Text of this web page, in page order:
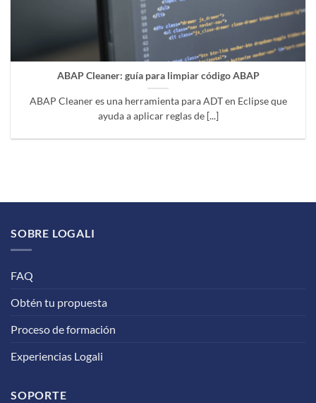
ABAP Cleaner: guía para limpiar código ABAP
ABAP Cleaner es una herramienta para ADT en Eclipse que
ayuda a aplicar reglas de [...]
SOBRE LOGALI
FAQ
Obtén tu propuesta
Proceso de formación
Experiencias Logali
SOPORTE